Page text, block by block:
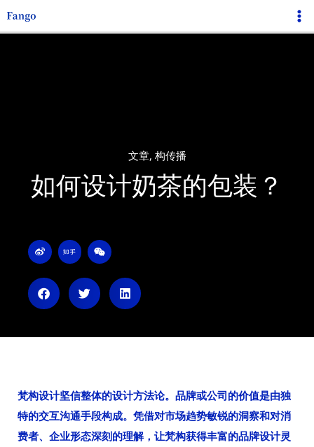
跳
至
文章, 构传播
如何设计奶茶的包装？
W
e
i
Z
h
i
u
W
e
i
i
n
梵构设计坚信整体的设计方法论。品牌或公司的价值是由独
特的交互沟通手段构成。凭借对市场趋势敏锐的洞察和对消
费者、企业形态深刻的理解，让梵构获得丰富的品牌设计灵